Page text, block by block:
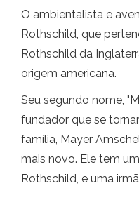
O ambientalista e
Rothschild, que
Rothschild da
origem americana.
Seu segundo nome,
fundador que se
família, Mayer
mais novo. Ele tem
Rothschild, e uma